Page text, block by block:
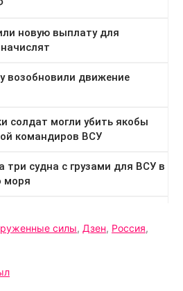
силы, Дзен, Россия,